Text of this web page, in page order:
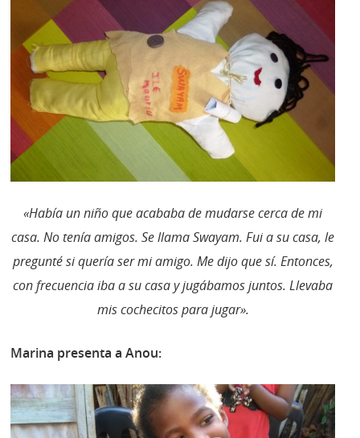
«Había un niño que acababa de mudarse cerca de mi
casa. No tenía amigos. Se llama Swayam. Fui a su casa, le
pregunté si quería ser mi amigo. Me dijo que sí. Entonces,
con frecuencia iba a su casa y jugábamos juntos. Llevaba
mis cochecitos para jugar».
Marina presenta a Anou: